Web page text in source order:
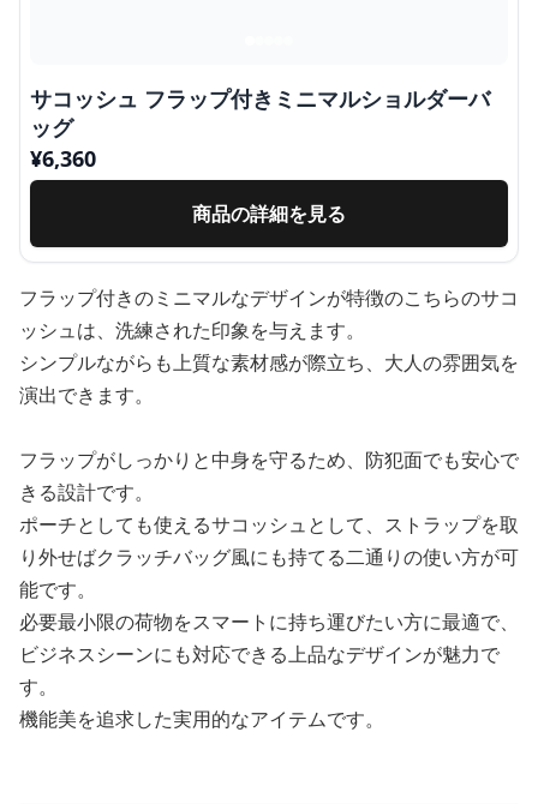
サコッシュ フラップ付きミニマルショルダーバ
ッグ
¥6,360
商品の詳細を見る
フラップ付きのミニマルなデザインが特徴のこちらのサコ
ッシュは、洗練された印象を与えます。
シンプルながらも上質な素材感が際立ち、大人の雰囲気を
演出できます。
フラップがしっかりと中身を守るため、防犯面でも安心で
きる設計です。
ポーチとしても使えるサコッシュとして、ストラップを取
り外せばクラッチバッグ風にも持てる二通りの使い方が可
能です。
必要最小限の荷物をスマートに持ち運びたい方に最適で、
ビジネスシーンにも対応できる上品なデザインが魅力で
す。
機能美を追求した実用的なアイテムです。